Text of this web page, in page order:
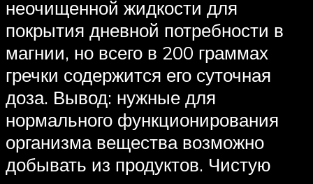
неочищенной жидкости для
покрытия дневной потребности в
магнии, но всего в 200 граммах
гречки содержится его суточная
доза. Вывод: нужные для
нормального функционирования
организма вещества возможно
добывать из продуктов. Чистую